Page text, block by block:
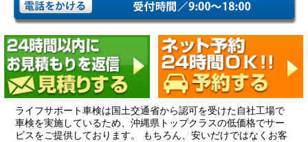
ライフサポート車検は国土交通省から認可を受けた自社工場で
車検を実施しているため、沖縄県トップクラスの低価格でサー
ビスをご提供しております。 もちろん、安いだけではなくお客